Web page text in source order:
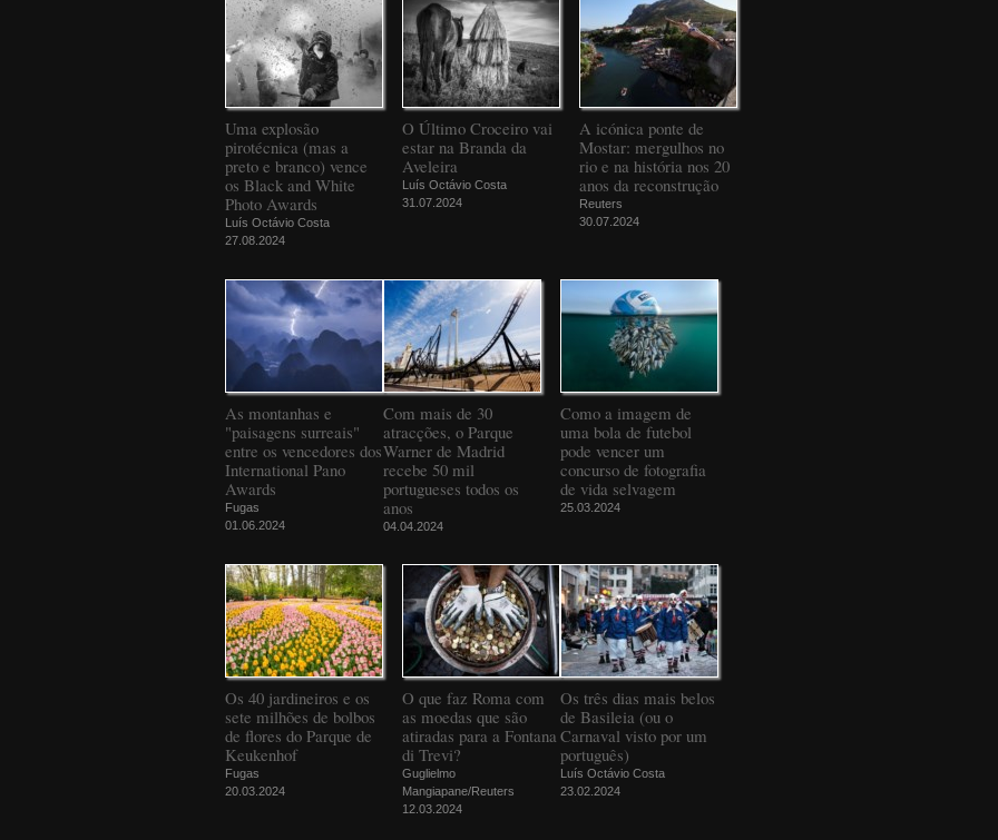
Uma explosão
pirotécnica (mas a
preto e branco) vence
os Black and White
Photo Awards
Luís Octávio Costa
27.08.2024
O Último Croceiro vai
estar na Branda da
Aveleira
Luís Octávio Costa
31.07.2024
A icónica ponte de
Mostar: mergulhos no
rio e na história nos 20
anos da reconstrução
Reuters
30.07.2024
As montanhas e
"paisagens surreais"
entre os vencedores dos
International Pano
Awards
Fugas
01.06.2024
Com mais de 30
atracções, o Parque
Warner de Madrid
recebe 50 mil
portugueses todos os
anos
04.04.2024
Como a imagem de
uma bola de futebol
pode vencer um
concurso de fotografia
de vida selvagem
25.03.2024
Os 40 jardineiros e os
sete milhões de bolbos
de flores do Parque de
Keukenhof
Fugas
20.03.2024
O que faz Roma com
as moedas que são
atiradas para a Fontana
di Trevi?
Guglielmo
Mangiapane/Reuters
12.03.2024
Os três dias mais belos
de Basileia (ou o
Carnaval visto por um
português)
Luís Octávio Costa
23.02.2024